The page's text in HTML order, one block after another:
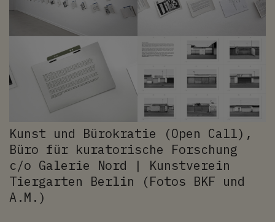
Kunst und Bürokratie (Open Call),
Büro für kuratorische Forschung
c/o Galerie Nord | Kunstverein
Tiergarten Berlin (Fotos BKF und
A.M.)